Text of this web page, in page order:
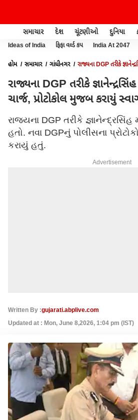
સમાચાર દેશ ચૂંટણીઓ દુનિયા
Ideas of India ફિફા વર્લ્ડ કપ India At 2047
હોમ સમાચાર ગાંધીનગર
રાજ્યના DGP તરીકે
રાજ્યના DGP તરીકે
ચાર્જ, પ્રોટોકોલ મુજબ કરાયું
રાજ્યના DGP તરીકે જ્ઞાનેન્દ્રસિંહ
હતો. નવા DGPનું પોલીસના
કરાયું હતું.
Advertisement
Written By :gujarati.abplive.com
Updated at : Mon, June 8,2026, 1:04 pm (IST)